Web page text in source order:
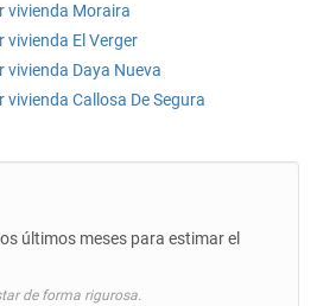
vivienda Moraira
vivienda El Verger
vivienda Daya Nueva
vivienda Callosa De Segura
últimos meses para estimar el
de forma rigurosa.